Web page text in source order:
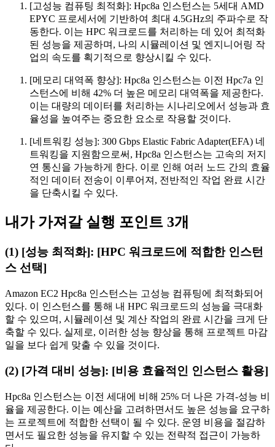
[고성능 컴퓨팅 최적화]: Hpc8a 인스턴스는 5세대 AMD
EPYC 프로세서에 기반하여 최대 4.5GHz의 주파수로 작
동한다. 이는 HPC 워크로드를 처리하는 데 있어 최적화
된 성능을 제공하며, 나의 시뮬레이션 및 엔지니어링 작
업의 속도를 획기적으로 향상시킬 수 있다.
[메모리 대역폭 향상]: Hpc8a 인스턴스는 이전 Hpc7a 인
스턴스에 비해 42% 더 높은 메모리 대역폭을 제공한다.
이는 대량의 데이터를 처리하는 시나리오에서 성능과 효
율성을 높여주는 중요한 요소로 작용할 것이다.
[네트워킹 성능]: 300 Gbps Elastic Fabric Adapter(EFA) 네
트워킹을 지원함으로써, Hpc8a 인스턴스는 고속의 저지
연 통신을 가능하게 한다. 이로 인해 여러 노드 간의 효율
적인 데이터 전송이 이루어져, 전반적인 작업 완료 시간
을 단축시킬 수 있다.
내가 가져갈 실행 포인트 3개
(1) [성능 최적화]: [HPC 워크로드에 적합한 인스턴
스 선택]
Amazon EC2 Hpc8a 인스턴스는 고성능 컴퓨팅에 최적화되어
있다. 이 인스턴스를 통해 내 HPC 워크로드의 성능을 극대화
할 수 있으며, 시뮬레이션 및 계산 작업의 완료 시간을 크게 단
축할 수 있다. 실제로, 이러한 성능 향상을 통해 프로젝트 마감
일을 보다 쉽게 맞출 수 있을 것이다.
(2) [가격 대비 성능]: [비용 효율적인 인스턴스 활용]
Hpc8a 인스턴스는 이전 세대에 비해 25% 더 나은 가격-성능 비
율을 제공한다. 이는 예산을 고려하면서도 높은 성능을 요구하
는 프로젝트에 적합한 선택이 될 수 있다. 운영 비용을 절감하
면서도 필요한 성능을 유지할 수 있는 전략적 접근이 가능하